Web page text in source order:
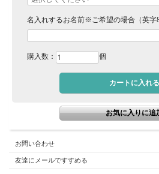
名入れするお名前※ご希望の場合（英字
購入数： 個
お問い合わせ
友達にメールですすめる